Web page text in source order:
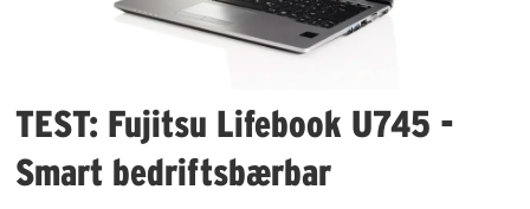
TEST: Fujitsu Lifebook U745 -
Smart bedriftsbærbar